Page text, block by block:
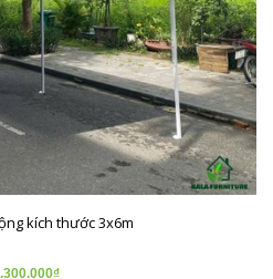
kích thước 3x6m